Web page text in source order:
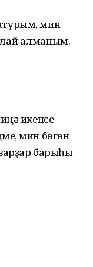
мин
алманым.
икенсе
мин бөгөн
барыһы